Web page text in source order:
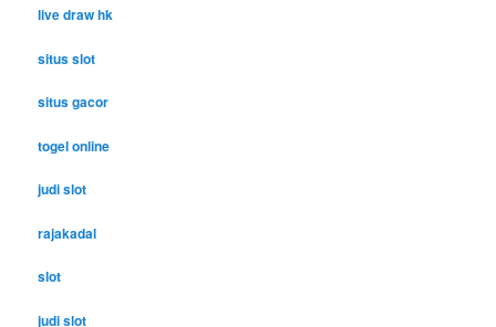
live draw hk
situs slot
situs gacor
togel online
judi slot
rajakadal
slot
judi slot